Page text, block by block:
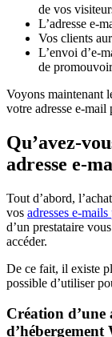
de vos
L’adresse e-
Vos clients
L’envoi d’e-
de
Voyons maintenant
votre adresse e-mail
Qu’avez-
adresse e-
Tout d’abord,
vos adresses e-
d’un prestataire
accéder.
De ce fait, il existe
possible d’utiliser
Création d’une
d’hébergement